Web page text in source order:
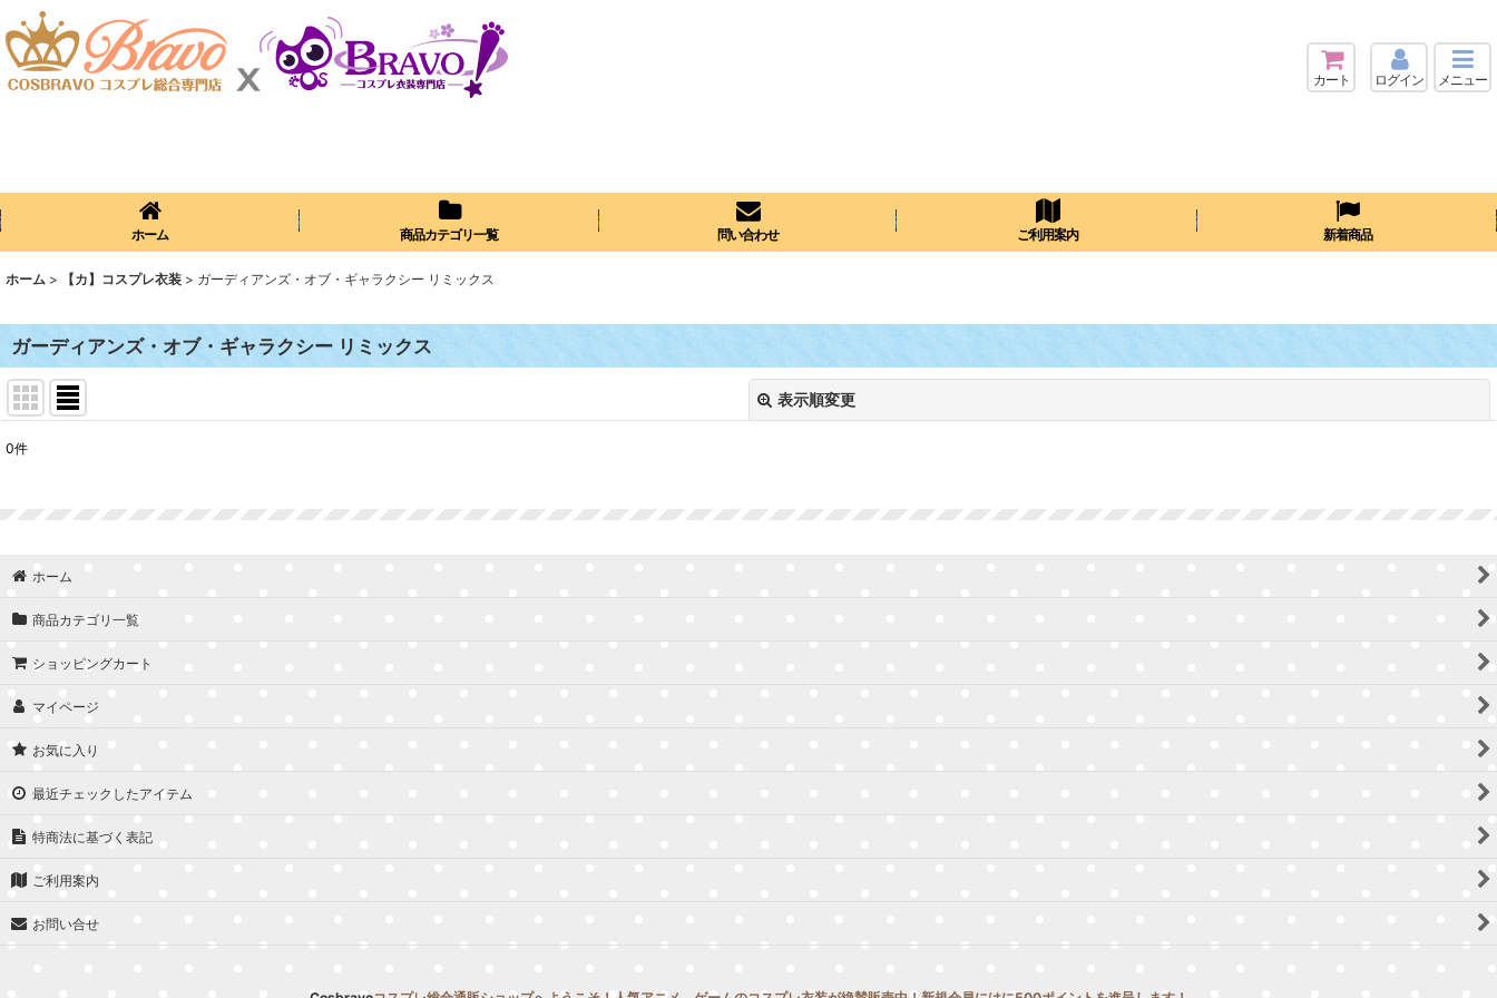
カート ログイン メニュー
ホーム 商品カテゴリ一覧 問い合わせ ご利用案内 新着商品
ホーム > 【カ】コスプレ衣装 > ガーディアンズ・オブ・ギャラクシー リミックス
ガーディアンズ・オブ・ギャラクシー リミックス
表示順変更
0件
ホーム
商品カテゴリ一覧
ショッピングカート
マイページ
お気に入り
最近チェックしたアイテム
特商法に基づく表記
ご利用案内
お問い合せ